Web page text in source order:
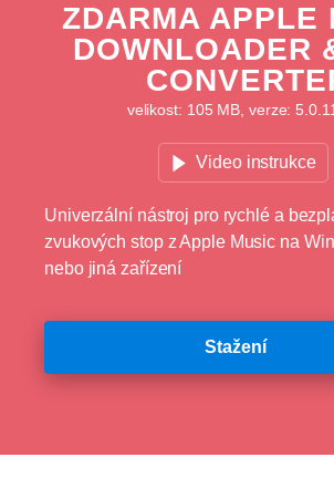
ZDARMA APPLE
DOWNLOADER
velikost: 105 MB, verze:
Video instrukce
Univerzální nástroj pro rychlé a
zvukových stop z Apple Music na
nebo jiná zařízení
Stažení